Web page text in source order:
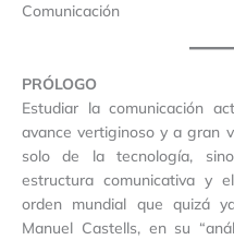
Comunicación
PRÓLOGO
Estudiar la comunicación
avance vertiginoso y a gran
solo de la tecnología,
estructura comunicativa y
orden mundial que quizá
Manuel Castells, en su